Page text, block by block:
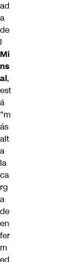
ad
a
de
l
Mi
ns
al,
est
á
“m
ás
alt
a
la
ca
rg
a
de
en
fer
m
ed